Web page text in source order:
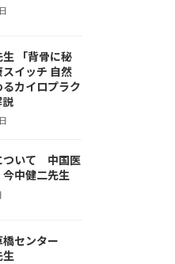
「背骨に秘
イッチ 自然
カイロプラク
ついて 中国医
中健二先生
センター